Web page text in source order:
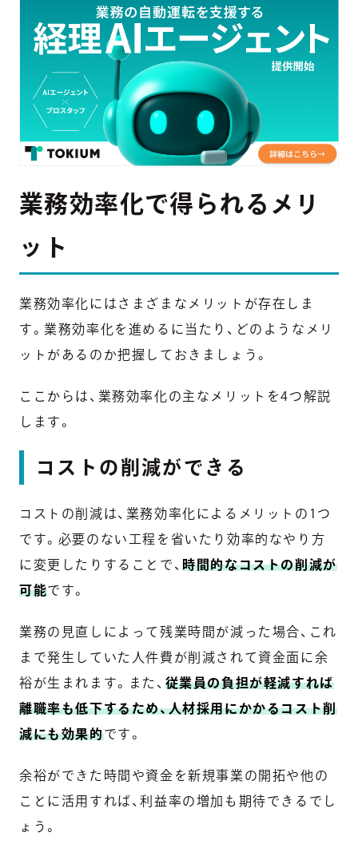
業務効率化で得られるメリ
ット
業務効率化にはさまざまなメリットが存在しま
す。業務効率化を進めるに当たり、どのようなメリ
ットがあるのか把握しておきましょう。
ここからは、業務効率化の主なメリットを4つ解説
します。
コストの削減ができる
コストの削減は、業務効率化によるメリットの1つ
です。必要のない工程を省いたり効率的なやり方
に変更したりすることで、時間的なコストの削減が
可能です。
業務の見直しによって残業時間が減った場合、これ
まで発生していた人件費が削減されて資金面に余
裕が生まれます。また、 従業員の負担が軽減すれば
離職率も低下するため、人材採用にかかるコスト削
減にも効果的です。
余裕ができた時間や資金を新規事業の開拓や他の
ことに活用すれば、利益率の増加も期待できるでし
ょう。